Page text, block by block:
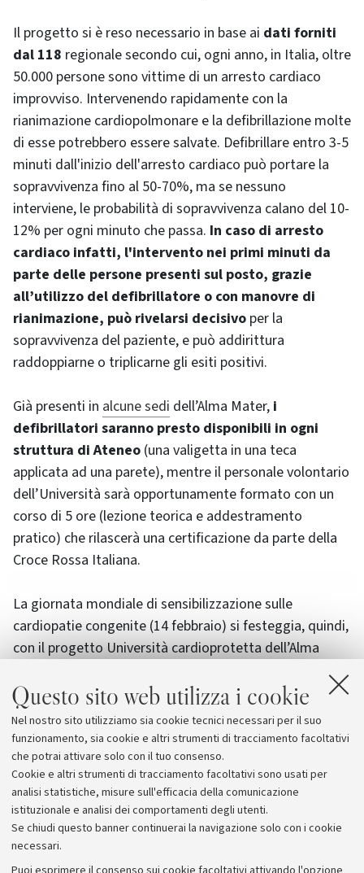
Questo sito web utilizza i cookie
Nel nostro sito utilizziamo sia cookie tecnici necessari per il suo
funzionamento, sia cookie e altri strumenti di tracciamento facoltativi
che potrai attivare solo con il tuo consenso.
Cookie e altri strumenti di tracciamento facoltativi sono usati per
analisi statistiche, misure sull'efficacia della comunicazione
istituzionale e analisi dei comportamenti degli utenti.
Se chiudi questo banner continuerai la navigazione solo con i cookie
necessari.
Il progetto si è reso necessario in base ai dati forniti
dal 118 regionale secondo cui, ogni anno, in Italia, oltre
50.000 persone sono vittime di un arresto cardiaco
improvviso. Intervenendo rapidamente con la
rianimazione cardiopolmonare e la defibrillazione molte
di esse potrebbero essere salvate. Defibrillare entro 3-5
minuti dall'inizio dell'arresto cardiaco può portare la
sopravvivenza fino al 50-70%, ma se nessuno
interviene, le probabilità di sopravvivenza calano del 10-
12% per ogni minuto che passa. In caso di arresto
cardiaco infatti, l'intervento nei primi minuti da
parte delle persone presenti sul posto, grazie
all’utilizzo del defibrillatore o con manovre di
rianimazione, può rivelarsi decisivo per la
sopravvivenza del paziente, e può addirittura
raddoppiarne o triplicarne gli esiti positivi.
Già presenti in alcune sedi dell’Alma Mater, i
defibrillatori saranno presto disponibili in ogni
struttura di Ateneo (una valigetta in una teca
applicata ad una parete), mentre il personale volontario
dell’Università sarà opportunamente formato con un
corso di 5 ore (lezione teorica e addestramento
pratico) che rilascerà una certificazione da parte della
Croce Rossa Italiana.
La giornata mondiale di sensibilizzazione sulle
cardiopatie congenite (14 febbraio) si festeggia, quindi,
con il progetto Università cardioprotetta dell’Alma
coinvolti nel percorso del neonato cardiopatico(14 e 15
febbraio) con il coinvolgimento del Dipartimento di
Medicina Specialistica Diagnostica e Sperimentale
Unibo.
Archivio